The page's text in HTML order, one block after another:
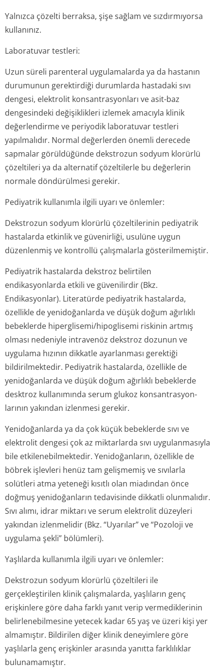
Yalnızca çözelti berraksa, şişe sağlam ve sızdırmıyorsa
kullanınız.
Laboratuvar testleri:
Uzun süreli parenteral uygulamalarda ya da hastanın
durumunun gerektirdiği durumlarda hastadaki sıvı
dengesi, elektrolit konsantrasyonları ve asit-baz
dengesindeki değişiklikleri izlemek amacıyla klinik
değerlendirme ve periyodik laboratuvar testleri
yapılmalıdır. Normal değerlerden önemli derecede
sapmalar görüldüğünde dekstrozun sodyum klorürlü
çözeltileri ya da alternatif çözeltilerle bu değerlerin
normale döndürülmesi gerekir.
Pediyatrik kullanımla ilgili uyarı ve önlemler:
Dekstrozun sodyum klorürlü çözeltilerinin pediyatrik
hastalarda etkinlik ve güvenirliği, usulüne uygun
düzenlenmiş ve kontrollü çalışmalarla gösterilmemiştir.
Pediyatrik hastalarda dekstroz belirtilen
endikasyonlarda etkili ve güvenilirdir (Bkz.
Endikasyonlar). Literatürde pediyatrik hastalarda,
özellikle de yenidoğanlarda ve düşük doğum ağırlıklı
bebeklerde hiperglisemi/hi­poglisemi riskinin artmış
olması nedeniyle intravenöz dekstroz dozunun ve
uygulama hızının dikkatle ayarlanması gerektiği
bildirilmektedir. Pediyatrik hastalarda, özellikle de
yenidoğanlarda ve düşük doğum ağırlıklı bebeklerde
desktroz kullanımında serum glukoz konsantrasyon­
larının yakından izlenmesi gerekir.
Yenidoğanlarda ya da çok küçük bebeklerde sıvı ve
elektrolit dengesi çok az miktarlarda sıvı uygulanmasıyla
bile etkilenebilmek­tedir. Yenidoğanların, özellikle de
böbrek işlevleri henüz tam gelişmemiş ve sıvılarla
solütleri atma yeteneği kısıtlı olan miadından önce
doğmuş yenidoğanların tedavisinde dikkatli olunmalıdır.
Sıvı alımı, idrar miktarı ve serum elektrolit düzeyleri
yakından izlenmelidir (Bkz. “Uyarılar” ve “Pozoloji ve
uygulama şekli” bölümleri).
Yaşlılarda kullanımla ilgili uyarı ve önlemler:
Dekstrozun sodyum klorürlü çözeltileri ile
gerçekleştirilen klinik çalışmalarda, yaşlıların genç
erişkinlere göre daha farklı yanıt verip vermediklerinin
belirlenebilmesine yetecek kadar 65 yaş ve üzeri kişi yer
almamıştır. Bildirilen diğer klinik deneyimlere göre
yaşlılarla genç erişkinler arasında yanıtta farklılıklar
bulunamamıştır.